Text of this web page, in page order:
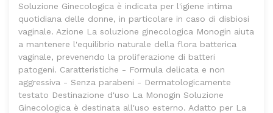
Soluzione Ginecologica è indicata per l'igiene intima
quotidiana delle donne, in particolare in caso di disbiosi
vaginale. Azione La soluzione ginecologica Monogin aiuta
a mantenere l'equilibrio naturale della flora batterica
vaginale, prevenendo la proliferazione di batteri
patogeni. Caratteristiche - Formula delicata e non
aggressiva - Senza parabeni - Dermatologicamente
testato Destinazione d'uso La Monogin Soluzione
Ginecologica è destinata all'uso esterno. Adatto per La